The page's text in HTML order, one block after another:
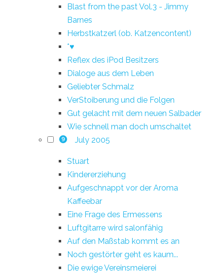
Blast from the past Vol.3 - Jimmy
Barnes
Herbstkatzerl (ob. Katzencontent)
*♥
Reflex des iPod Besitzers
Dialoge aus dem Leben
Geliebter Schmalz
VerStoiberung und die Folgen
Gut gelacht mit dem neuen Salbader
Wie schnell man doch umschaltet
9 July 2005
Stuart
Kindererziehung
Aufgeschnappt vor der Aroma
Kaffeebar
Eine Frage des Ermessens
Luftgitarre wird salonfähig
Auf den Maßstab kommt es an
Noch gestörter geht es kaum...
Die ewige Vereinsmeierei